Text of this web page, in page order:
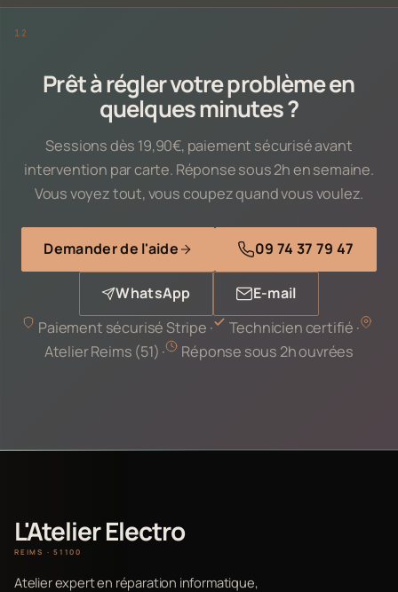
Prêt à régler votre problème en
quelques minutes ?
Sessions dès 19,90€, paiement sécurisé avant
intervention par carte. Réponse sous 2h en semaine.
Vous voyez tout, vous coupez quand vous voulez.
Demander de l'aide 09 74 37 79 47
WhatsApp
E-mail
Paiement sécurisé Stripe ·
Technicien certifié ·
Atelier Reims (51) ·
Réponse sous 2h ouvrées
L'Atelier Electro
REIMS · 51100
Atelier expert en réparation informatique,